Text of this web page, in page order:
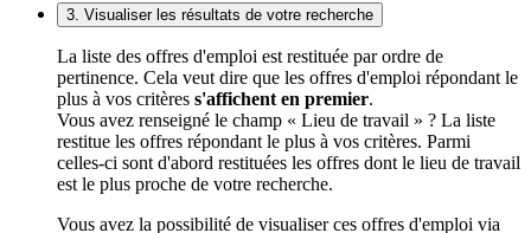
3. Visualiser les résultats de votre recherche
La liste des offres d'emploi est restituée par ordre de
pertinence. Cela veut dire que les offres d'emploi répondant le
plus à vos critères s'affichent en premier.
Vous avez renseigné le champ « Lieu de travail » ? La liste
restitue les offres répondant le plus à vos critères. Parmi
celles-ci sont d'abord restituées les offres dont le lieu de travail
est le plus proche de votre recherche.
Vous avez la possibilité de visualiser ces offres d'emploi via